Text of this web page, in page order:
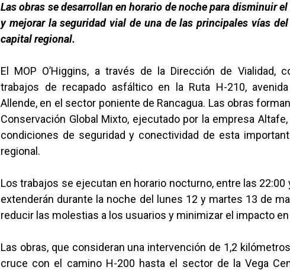
Las obras se desarrollan en horario de noche para disminuir
y mejorar la seguridad vial de una de las principales vías
capital regional.
El MOP O’Higgins, a través de la Dirección de Vialidad,
trabajos de recapado asfáltico en la Ruta H-210,
Allende, en el sector poniente de Rancagua. Las obras
Conservación Global Mixto, ejecutado por la empresa
condiciones de seguridad y conectividad de esta
regional.
Los trabajos se ejecutan en horario nocturno, entre las 22:00
extenderán durante la noche del lunes 12 y martes 13 de
reducir las molestias a los usuarios y minimizar el impacto
Las obras, que consideran una intervención de 1,2
cruce con el camino H-200 hasta el sector de la Vega